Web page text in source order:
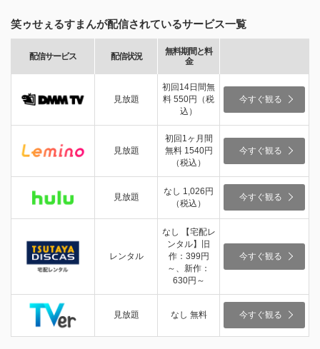
笑ゥせぇるすまんが配信されているサービス一覧
配信サービス 配信状況
無料期間と料
金
見放題
初回14日間無
料 550円（税
込）
今すぐ観る
見放題
初回1ヶ月間
無料 1540円
（税込）
今すぐ観る
見放題
なし 1,026円
（税込）
今すぐ観る
レンタル
なし 【宅配レ
ンタル】旧
作：399円
～、新作：
630円～
今すぐ観る
見放題 なし 無料 今すぐ観る